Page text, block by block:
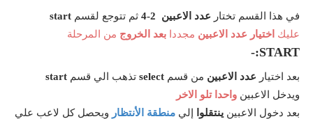
في هذا القسم تختار عدد الاعبين 2-4 ثم تتوجع لقسم start
عليك اختيار عدد الاعبين مجددا بعد الخروج من المرحلة
START:-
بعد اختيار عدد الاعبين من قسم selectتذهب الي قسم start
ويدخل الاعبين واحدا تلو الاخر
بعد دخول الاعبين ينتقلوا إلي منطقة الأنتظار ويحصل كل لاعب علي